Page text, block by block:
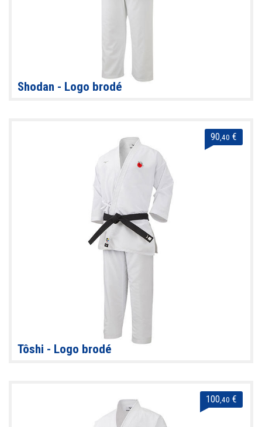
Shodan - Logo brodé
90 ,40 €
Tôshi - Logo brodé
100 ,40 €